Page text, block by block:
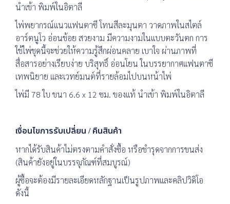
นำเข้า พิมพ์ในอิตาลี
ไพ่พยากรณ์แนวแฟนตาซี โทนสีละมุนตา วาดภาพในสไตล์
อาร์ตนูโว อ่อนช้อย สวยงาม มีความงามในแบบตะวันตก การ
ใช้ไพ่ชุดนี้จะช่วยให้ความรู้สึกผ่อนคลาย เบาใจ ผ่านภาพที่
สื่อสารอย่างเรียบง่าย บริสุทธิ์ อ่อนโยน ในบรรยากาศแฟนตาซี
เทพนิยาย และเวทย์มนต์ที่รายล้อมไปบนหน้าไพ่
ไพ่มี 78 ใบ ขนา 6.6 x 12 ซม. ของแท้ นำเข้า พิมพ์ในอิตาลี
เงื่อนไขการรับเปลี่ยน / คืนสินค้า
หากได้รับสินค้าไม่ตรงตามคำสั่งซื้อ หรือชำรุดจากการขนส่ง
(สินค้ายังอยู่ในบรรจุภัณฑ์ที่สมบูรณ์)
ผู้ซื้อจะต้องมีรายละเอียดหลักฐานเป็นรูปภาพและคลิปวิดิโอ
ดังนี้